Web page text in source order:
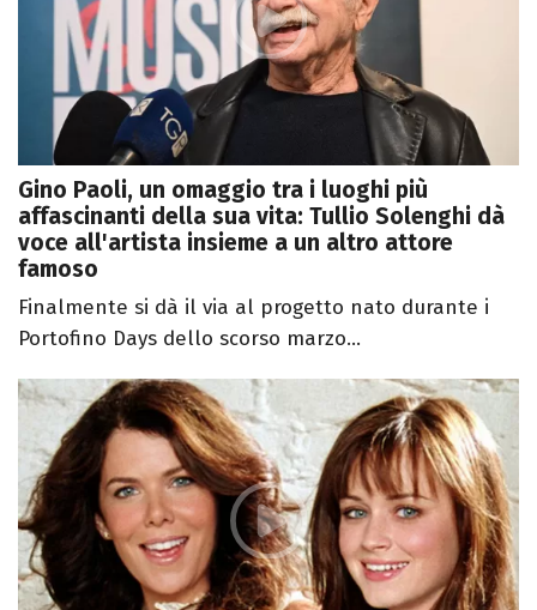
Gino Paoli, un omaggio tra i luoghi più
affascinanti della sua vita: Tullio Solenghi dà
voce all'artista insieme a un altro attore
famoso
Finalmente si dà il via al progetto nato durante i
Portofino Days dello scorso marzo...